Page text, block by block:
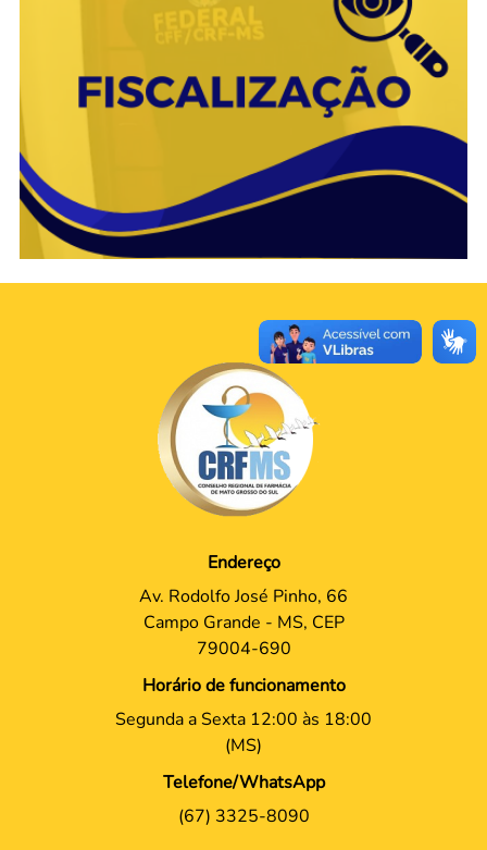
Endereço
Av. Rodolfo José Pinho, 66
Campo Grande - MS, CEP
79004-690
Horário de funcionamento
Segunda a Sexta 12:00 às 18:00
(MS)
Telefone/WhatsApp
(67) 3325-8090